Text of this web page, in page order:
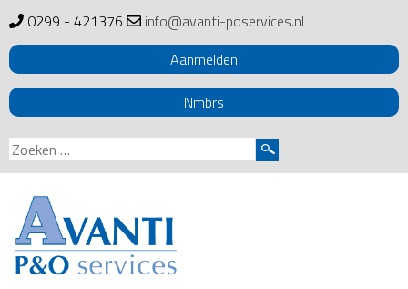
0299 - 421376
info@avanti-poservices.nl
Aanmelden
Nmbrs
Zoeken
naar: